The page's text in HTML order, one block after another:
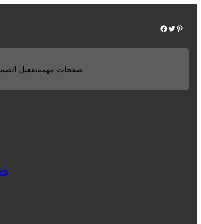
Facebook Twitter Pinterest
تفعيلصفحات مهمه